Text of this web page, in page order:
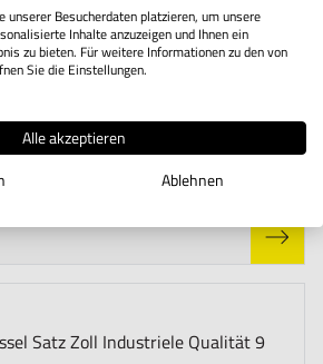
Steckschlüssel-Satz Zoll
the options chosen on the product page
unserer Besucherdaten platzieren, um unsere
Inhalte anzuzeigen und Ihnen ein
zu bieten. Für weitere Informationen zu den von
Sie die Einstellungen.
Alle akzeptieren
Ablehnen